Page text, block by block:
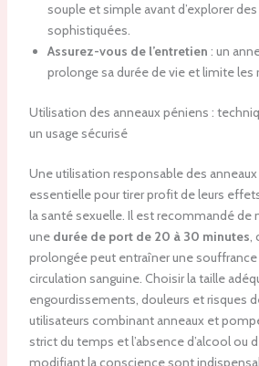
souple et simple avant d’explorer
sophistiquées.
Assurez-vous de l’entretien : un
prolonge sa durée de vie et limite les
Utilisation des anneaux péniens :
un usage sécurisé
Une utilisation responsable des
essentielle pour tirer profit de leurs
la santé sexuelle. Il est recommandé de
une durée de port de 20 à 30 minutes,
prolongée peut entraîner une souffrance
circulation sanguine. Choisir la taille
engourdissements, douleurs et risques
utilisateurs combinant anneaux et
strict du temps et l’absence d’alcool ou
modifiant la conscience sont